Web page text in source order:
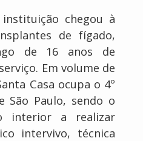
chegou à
de fígado,
de 16 anos de
Em volume de
Casa ocupa o 4º
São Paulo, sendo o
interior a realizar
intervivo, técnica